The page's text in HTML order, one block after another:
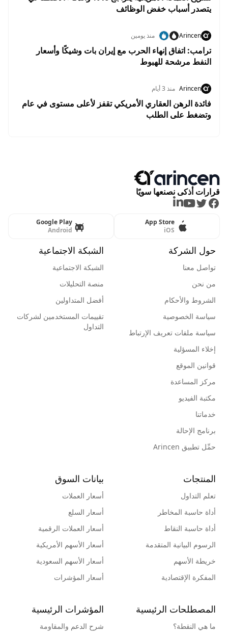
يتصدر أسباب خفض الوظائف
Arincen منذ يومين
ترامب: اتفاق إنهاء الحرب مع إيران بات وشيكًا وأسعار
النفط مرشحة للهبوط
Arincen منذ 3 أيام
فائدة الرهن العقاري الأمريكي تقفز لأعلى مستوى في عام
وتضغط على الطلب
قرارات أذكى نصنعها سويًا
Facebook
Twitter
Youtube
LinkedIn
App Store
iOS
Google Play
Android
حول الشركة
تواصل معنا
من نحن
الشروط والأحكام
سياسة الخصوصية
سياسة ملفات تعريف الإرتباط
إخلاء المسؤلية
قوانين الموقع
مركز المساعدة
مكتبة الفيديو
خدماتنا
برنامج الإحالة
حمِّل تطبيق Arincen
الشبكة الاجتماعية
الشبكة الاجتماعية
منصة التحليلات
أفضل المتداولين
تقييمات المستخدمين لشركات
التداول
المنتجات
تعلم التداول
أداة حاسبة المخاطر
أداة حاسبة النقاط
الرسوم البيانية المتقدمة
خريطة الأسهم
المفكرة الإقتصادية
بيانات السوق
أسعار العملات
أسعار السلع
أسعار العملات الرقمية
أسعار الأسهم الأمريكية
أسعار الأسهم السعودية
أسعار المؤشرات
المصطلحات الرئيسية
ما هي النقطة؟
المؤشرات الرئيسية
شرح الدعم والمقاومة